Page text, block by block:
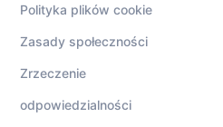
Polityka plików cookie
Zasady społeczności
Zrzeczenie
odpowiedzialności